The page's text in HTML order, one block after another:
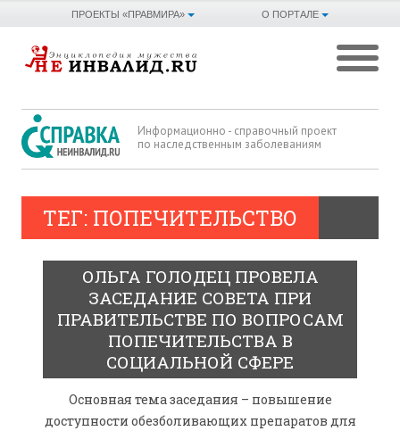
О ПОРТАЛЕ
ПРОЕКТЫ «ПРАВМИРА»
Информационно - справочный проект
по наследственным заболеваниям
ТЕГ: ПОПЕЧИТЕЛЬСТВО
ОЛЬГА ГОЛОДЕЦ ПРОВЕЛА
ЗАСЕДАНИЕ СОВЕТА ПРИ
ПРАВИТЕЛЬСТВЕ ПО ВОПРОСАМ
ПОПЕЧИТЕЛЬСТВА В
СОЦИАЛЬНОЙ СФЕРЕ
Основная тема заседания – повышение
доступности обезболивающих препаратов для